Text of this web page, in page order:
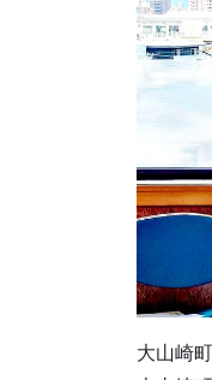
大山崎